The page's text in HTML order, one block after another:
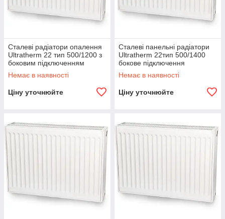
Сталеві радіатори опалення
Ultratherm 22 тип 500/1200 з
боковим підключенням
(Туреччина)
Немає в наявності
Ціну уточнюйте
Сталеві панельні радіатори
Ultratherm 22тип 500/1400
бокове підключення
(Туреччина)
Немає в наявності
Ціну уточнюйте